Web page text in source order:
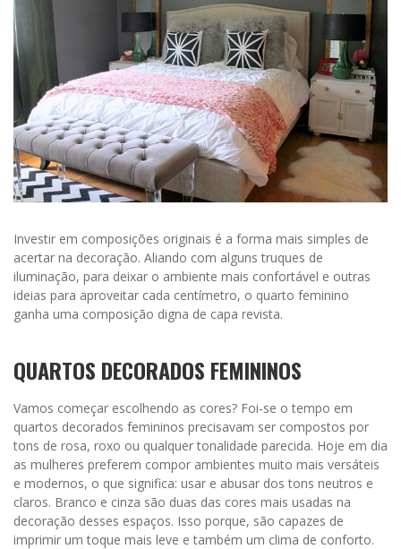
Investir em composições originais é a forma mais simples de
acertar na decoração. Aliando com alguns truques de
iluminação, para deixar o ambiente mais confortável e outras
ideias para aproveitar cada centímetro, o quarto feminino
ganha uma composição digna de capa revista.
QUARTOS DECORADOS FEMININOS
Vamos começar escolhendo as cores? Foi-se o tempo em
quartos decorados femininos precisavam ser compostos por
tons de rosa, roxo ou qualquer tonalidade parecida. Hoje em dia
as mulheres preferem compor ambientes muito mais versáteis
e modernos, o que significa: usar e abusar dos tons neutros e
claros. Branco e cinza são duas das cores mais usadas na
decoração desses espaços. Isso porque, são capazes de
imprimir um toque mais leve e também um clima de conforto.